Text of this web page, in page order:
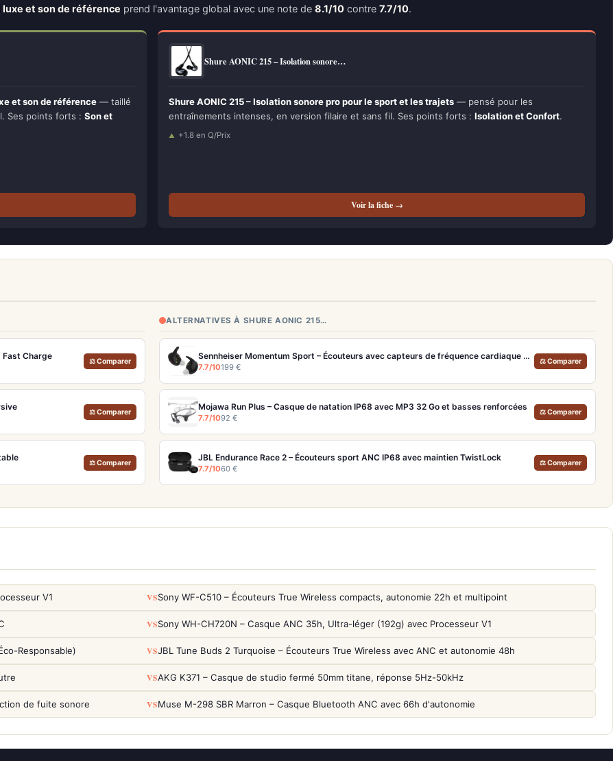
luxe et son de référence prend l'avantage global avec une note de 8.1/10 contre 7.7/10.
et son de référence — taillé
Ses points forts : Son et
Shure AONIC 215 – Isolation sonore…
Shure AONIC 215 – Isolation sonore pro pour le sport et les trajets — pensé pour les
entraînements intenses, en version filaire et sans fil. Ses points forts : Isolation et Confort.
+1.8 en Q/Prix
Voir la fiche →
Fast Charge
⚖ Comparer
⚖ Comparer
⚖ Comparer
ALTERNATIVES À SHURE AONIC 215…
Sennheiser Momentum Sport – Écouteurs avec capteurs de fréquence cardiaque et température
7.7/10199 €
⚖ Comparer
Mojawa Run Plus – Casque de natation IP68 avec MP3 32 Go et basses renforcées
7.7/1092 €
⚖ Comparer
JBL Endurance Race 2 – Écouteurs sport ANC IP68 avec maintien TwistLock
7.7/1060 €
⚖ Comparer
V1 VSSony WF-C510 – Écouteurs True Wireless compacts, autonomie 22h et multipoint
VSSony WH-CH720N – Casque ANC 35h, Ultra-léger (192g) avec Processeur V1
Responsable) VSJBL Tune Buds 2 Turquoise – Écouteurs True Wireless avec ANC et autonomie 48h
VSAKG K371 – Casque de studio fermé 50mm titane, réponse 5Hz-50kHz
de fuite sonore VSMuse M-298 SBR Marron – Casque Bluetooth ANC avec 66h d'autonomie